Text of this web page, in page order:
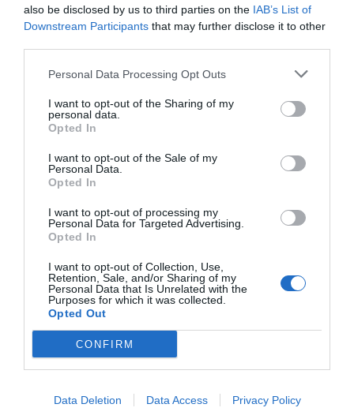
also be disclosed by us to third parties on the IAB’s List of
Downstream Participants that may further disclose it to other
Personal Data Processing Opt Outs
I want to opt-out of the Sharing of my
personal data.
Opted In
I want to opt-out of the Sale of my
Personal Data.
Opted In
I want to opt-out of processing my
Personal Data for Targeted Advertising.
Opted In
I want to opt-out of Collection, Use,
Retention, Sale, and/or Sharing of my
Personal Data that Is Unrelated with the
Purposes for which it was collected.
Opted Out
CONFIRM
Data Deletion Data Access Privacy Policy
Opinión
Nokia, Ericsson... Huawei: lo que importan
son las patentes
Eulogio López
Isabel Pantoja pierde dos pleitos
con Hacienda por 700.000
euros... suma y sigue